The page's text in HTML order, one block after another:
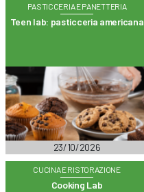
PASTICCERIA E PANETTERIA
Teen lab: pasticceria americana
23/10/2026
CUCINA E RISTORAZIONE
Cooking Lab